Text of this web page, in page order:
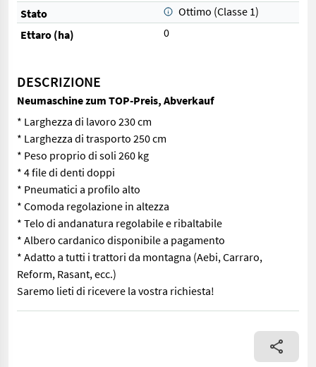
Stato
Ottimo (Classe 1)
Ettaro (ha)
0
DESCRIZIONE
Neumaschine zum TOP-Preis, Abverkauf
* Larghezza di lavoro 230 cm
* Larghezza di trasporto 250 cm
* Peso proprio di soli 260 kg
* 4 file di denti doppi
* Pneumatici a profilo alto
* Comoda regolazione in altezza
* Telo di andanatura regolabile e ribaltabile
* Albero cardanico disponibile a pagamento
* Adatto a tutti i trattori da montagna (Aebi, Carraro,
Reform, Rasant, ecc.)
Saremo lieti di ricevere la vostra richiesta!
* Larghezza di lavoro 230 cm * Larghezza di trasporto 250